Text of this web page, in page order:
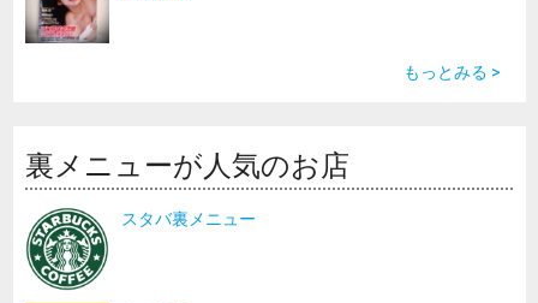
もっとみる >
裏メニューが人気のお店
スタバ裏メニュー